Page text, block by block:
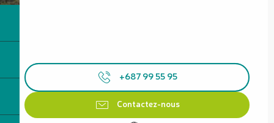
+687 99 55 95
Contactez-nous